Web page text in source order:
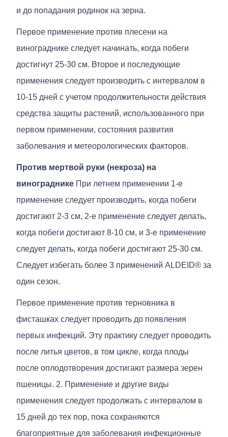
и до попадания родинок на зерна.
Первое применение против плесени на
винограднике следует начинать, когда побеги
достигнут 25-30 см. Второе и последующие
применения следует производить с интервалом в
10-15 дней с учетом продолжительности действия
средства защиты растений, использованного при
первом применении, состояния развития
заболевания и метеорологических факторов.
Против мертвой руки (некроза) на
винограднике При летнем применении 1-е
применение следует производить, когда побеги
достигают 2-3 см, 2-е применение следует делать,
когда побеги достигают 8-10 см, и 3-е применение
следует делать, когда побеги достигают 25-30 см.
Следует избегать более 3 применений ALDEID® за
один сезон.
Первое применение против терновника в
фисташках следует проводить до появления
первых инфекций. Эту практику следует проводить
после литья цветов, в том цикле, когда плоды
после оплодотворения достигают размера зерен
пшеницы. 2. Применение и другие виды
применения следует продолжать с интервалом в
15 дней до тех пор, пока сохраняются
благоприятные для заболевания инфекционные